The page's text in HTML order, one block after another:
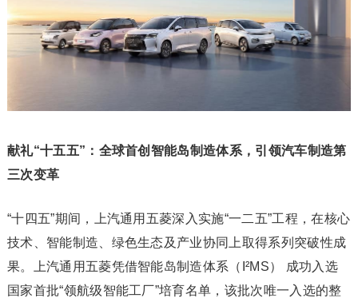
献礼“十五五”：全球首创智能岛制造体系，引领汽车制造第
三次变革
“十四五”期间，上汽通用五菱深入实施“一二五”工程，在核心
技术、智能制造、绿色生态及产业协同上取得系列突破性成
果。上汽通用五菱凭借智能岛制造体系（I²MS） 成功入选
国家首批“领航级智能工厂”培育名单，该批次唯一入选的整